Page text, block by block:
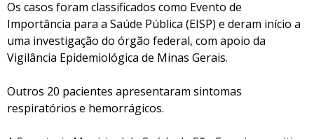
Os casos foram classificados como Evento de
Importância para a Saúde Pública (EISP) e deram início a
uma investigação do órgão federal, com apoio da
Vigilância Epidemiológica de Minas Gerais.
Outros 20 pacientes apresentaram sintomas
respiratórios e hemorrágicos.